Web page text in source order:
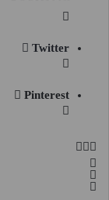
Twitter
Pinterest